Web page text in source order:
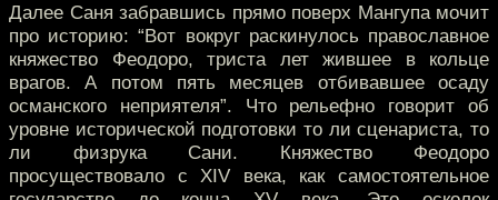
Далее Саня забравшись прямо поверх Мангупа мочит
про историю: “Вот вокруг раскинулось православное
княжество Феодоро, триста лет жившее в кольце
врагов. А потом пять месяцев отбивавшее осаду
османского неприятеля”. Что рельефно говорит об
уровне исторической подготовки то ли сценариста, то
ли физрука Сани. Княжество Феодоро
просуществовало с XIV века, как самостоятельное